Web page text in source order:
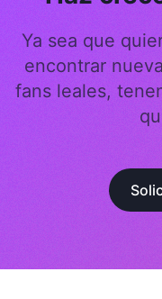
Ya sea que
encontrar
fans leales,